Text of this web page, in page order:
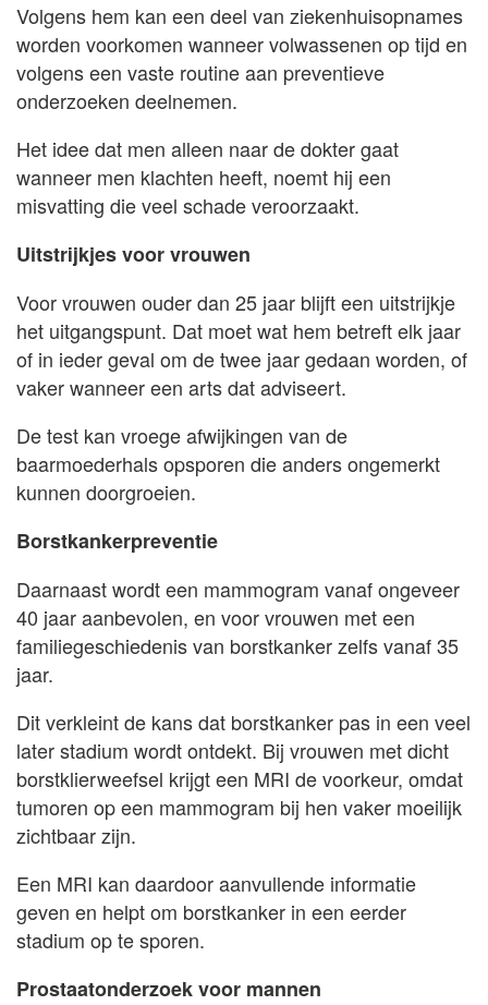
Volgens hem kan een deel van ziekenhuisopnames
worden voorkomen wanneer volwassenen op tijd en
volgens een vaste routine aan preventieve
onderzoeken deelnemen.
Het idee dat men alleen naar de dokter gaat
wanneer men klachten heeft, noemt hij een
misvatting die veel schade veroorzaakt.
Uitstrijkjes voor vrouwen
Voor vrouwen ouder dan 25 jaar blijft een uitstrijkje
het uitgangspunt. Dat moet wat hem betreft elk jaar
of in ieder geval om de twee jaar gedaan worden, of
vaker wanneer een arts dat adviseert.
De test kan vroege afwijkingen van de
baarmoederhals opsporen die anders ongemerkt
kunnen doorgroeien.
Borstkankerpreventie
Daarnaast wordt een mammogram vanaf ongeveer
40 jaar aanbevolen, en voor vrouwen met een
familiegeschiedenis van borstkanker zelfs vanaf 35
jaar.
Dit verkleint de kans dat borstkanker pas in een veel
later stadium wordt ontdekt. Bij vrouwen met dicht
borstklierweefsel krijgt een MRI de voorkeur, omdat
tumoren op een mammogram bij hen vaker moeilijk
zichtbaar zijn.
Een MRI kan daardoor aanvullende informatie
geven en helpt om borstkanker in een eerder
stadium op te sporen.
Prostaatonderzoek voor mannen